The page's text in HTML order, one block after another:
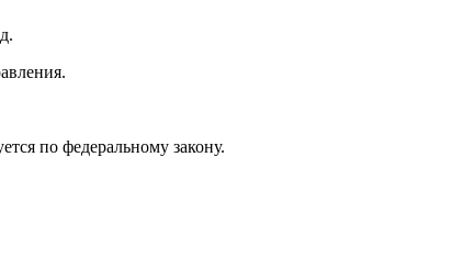
по федеральному закону.